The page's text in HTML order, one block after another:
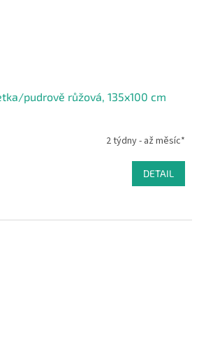
pudrově růžová, 135x100 cm
2 týdny - až měsíc*
DETAIL